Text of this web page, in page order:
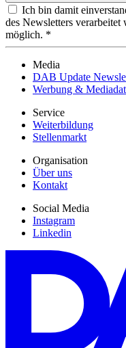
Ich bin damit
des Newsletters
möglich. *
Media
DAB Update
Werbung &
Service
Weiterbildung
Stellenmarkt
Organisation
Über uns
Kontakt
Social Media
Instagram
Linkedin